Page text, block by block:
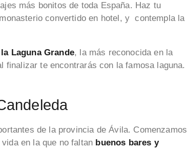
más bonitos de toda España. Haz tu
convertido en hotel, y contempla la
Laguna Grande, la más reconocida en la
finalizar te encontrarás con la famosa laguna.
de la provincia de Ávila. Comenzamos
en la que no faltan buenos bares y